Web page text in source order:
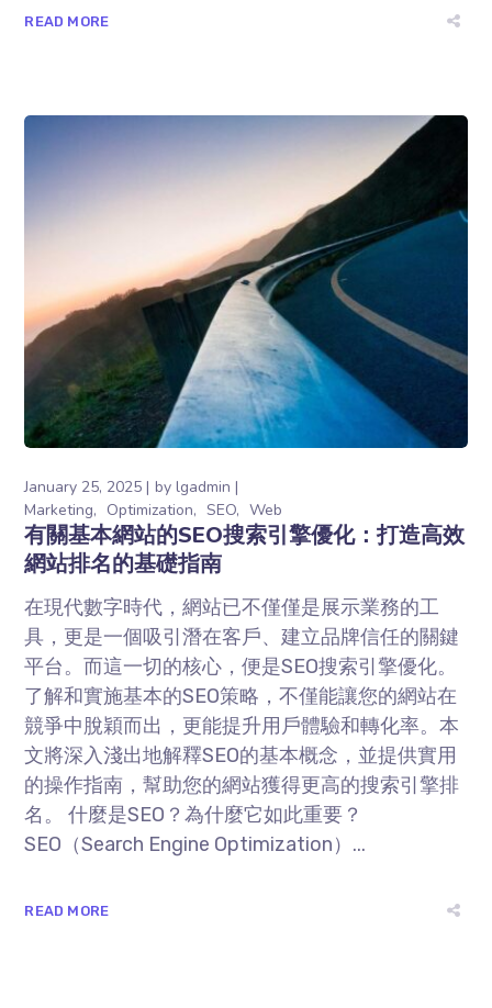
READ MORE
January 25, 2025 bylgadmin
Marketing
Optimization SEO Web
有關基本網站的SEO搜索引擎優化：打造⾼效
網站排名的基礎指南
在現代數字時代，網站已不僅僅是展⽰業務的⼯
具，更是⼀個吸引潛在客戶、建⽴品牌信任的關鍵
平台。⽽這⼀切的核⼼，便是SEO搜索引擎優化。
了解和實施基本的SEO策略，不僅能讓您的網站在
競爭中脫穎⽽出，更能提升⽤戶體驗和轉化率。本
⽂將深⼊淺出地解釋SEO的基本概念，並提供實⽤
的操作指南，幫助您的網站獲得更⾼的搜索引擎排
名。 什麼是SEO？為什麼它如此重要？
SEO（Search Engine Optimization）...
READ MORE